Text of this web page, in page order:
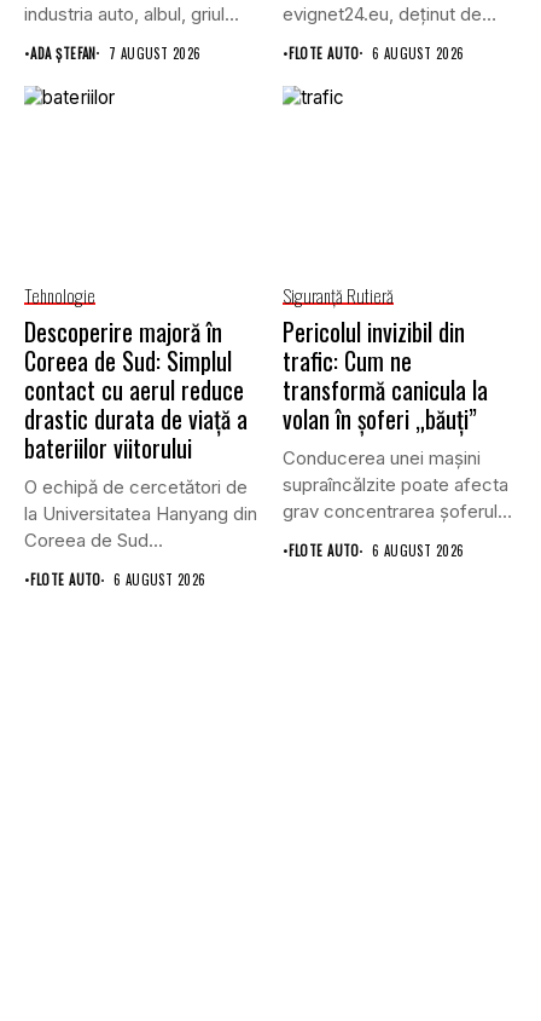
industria auto, albul, griul...
•ADA ȘTEFAN 7 AUGUST 2026
evignet24.eu, deținut de
Enternova Kft. din...
•FLOTE AUTO 6 AUGUST 2026
Tehnologie
Descoperire majoră în
Coreea de Sud: Simplul
contact cu aerul reduce
drastic durata de viață a
bateriilor viitorului
O echipă de cercetători de
la Universitatea Hanyang din
Coreea de Sud...
•FLOTE AUTO 6 AUGUST 2026
Siguranţă Rutieră
Pericolul invizibil din
trafic: Cum ne
transformă canicula la
volan în șoferi „băuți”
Conducerea unei mașini
supraîncălzite poate afecta
grav concentrarea șoferului
și poate crește...
•FLOTE AUTO 6 AUGUST 2026